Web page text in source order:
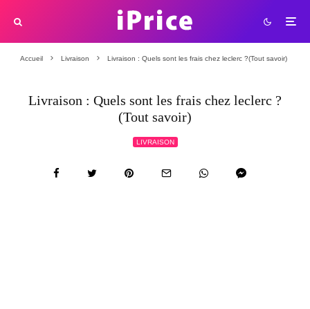
Accueil Livraison Livraison : Quels sont les frais chez leclerc ?(Tout savoir)
Livraison : Quels sont les frais chez leclerc ?
(Tout savoir)
LIVRAISON